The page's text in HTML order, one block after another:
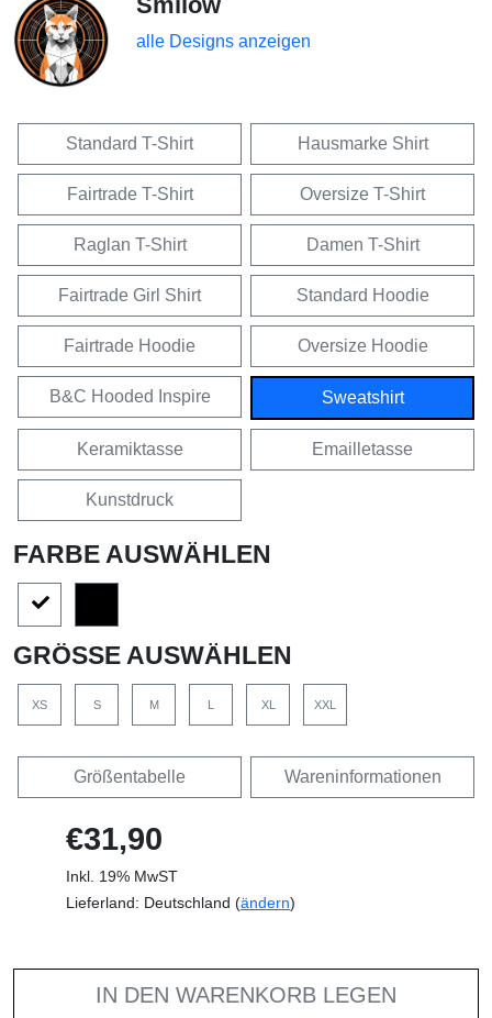
alle Designs anzeigen
Standard T-Shirt Hausmarke Shirt
Fairtrade T-Shirt Oversize T-Shirt
Raglan T-Shirt Damen T-Shirt
Fairtrade Girl Shirt Standard Hoodie
Fairtrade Hoodie Oversize Hoodie
B&C Hooded Inspire Sweatshirt
Keramiktasse Emailletasse
Kunstdruck
FARBE AUSWÄHLEN
GRÖSSE AUSWÄHLEN
XS S M L XL XXL
Größentabelle Wareninformationen
€31,90
Inkl. 19% MwST
Lieferland: Deutschland (ändern)
IN DEN WARENKORB LEGEN